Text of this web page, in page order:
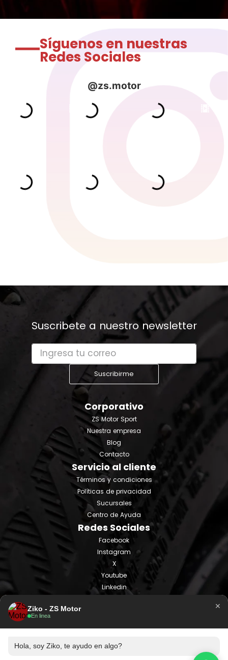
Síguenos en nuestras
Redes Sociales
Suscribete a nuestro newsletter
Suscribirme
Corporativo
ZS Motor Sport
Nuestra empresa
Blog
Contacto
Servicio al cliente
Términos y condiciones
Políticas de privacidad
Sucursales
Centro de Ayuda
Redes Sociales
Facebook
Instagram
X
Youtube
Linkedin
Ziko - ZS Motor
En linea
×
Hola, soy Ziko, te ayudo en algo?